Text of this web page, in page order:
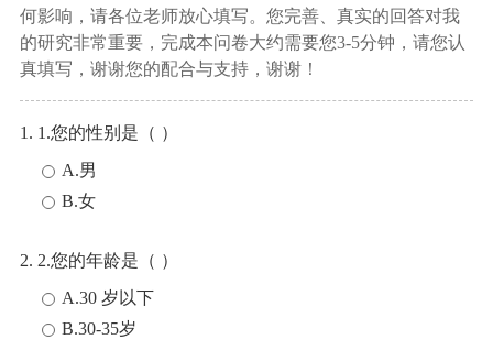
何影响，请各位老师放心填写。您完善、真实的回答对我
的研究非常重要，完成本问卷大约需要您3-5分钟，请您认
真填写，谢谢您的配合与支持，谢谢！
1. 1.您的性别是（ ）
A.男
B.女
2. 2.您的年龄是（ ）
A.30 岁以下
B.30-35岁